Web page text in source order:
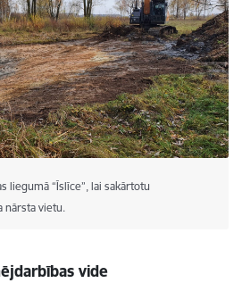
liegumā “Īslīce”, lai sakārtotu
nārsta vietu.
vide